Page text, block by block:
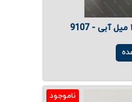
ناموجود